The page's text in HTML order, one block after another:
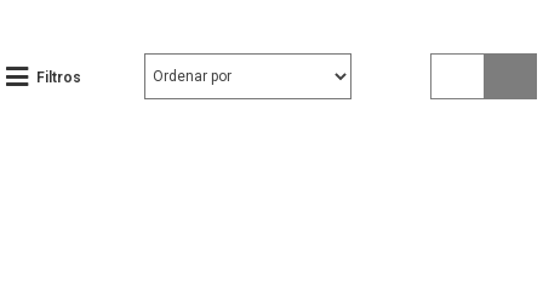
Filtros